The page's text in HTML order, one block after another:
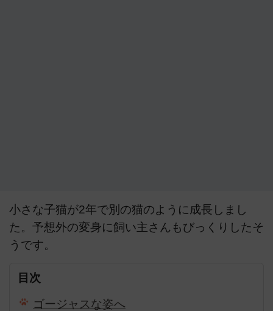
小さな子猫が2年で別の猫のように成長しまし
た。予想外の変身に飼い主さんもびっくりしたそ
うです。
目次
ゴージャスな姿へ